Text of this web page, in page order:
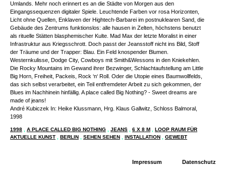
Umlands. Mehr noch erinnert es an die Städte von Morgen aus den
Eingangssequenzen digitaler Spiele. Leuchtende Farben vor rosa Horizonten,
Licht ohne Quellen, Enklaven der Hightech-Barbarei im postnuklearen Sand, die
Gebäude des Zentrums funktionslos: alle hausen in Zelten, höchstens benutzt
als rituelle Stätten blasphemischer Kulte. Mad Max der letzte Moralist in einer
Infrastruktur aus Kriegsschrott. Doch passt der Jeansstoff nicht ins Bild, Stoff
der Träume und der Trapper: Blau. Ein Feld knospender Blumen.
Westernkulisse, Dodge City, Cowboys mit Smith&Wessons in den Kniekehlen.
Die Rocky Mountains im Gewand ihrer Bezwinger, Schlachtaufstellung am Little
Big Horn, Freiheit, Packeis, Rock ‘n‘ Roll. Oder die Utopie eines Baumwollfelds,
das sich selbst verarbeitet, ein Teil entfremdeter Arbeit zu sich gekommen, der
Blues im Nachhinein hinfällig. A place called Big Nothing? - Sweet dreams are
made of jeans!
André Kubiczek In: Heike Klussmann, Hrg. Klaus Gallwitz, Schloss Balmoral,
1998
1998 A PLACE CALLED BIG NOTHING JEANS 6 X 8 M
LOOP RAUM FÜR
AKTUELLE KUNST
BERLIN SEHEN SEHEN INSTALLATION GEWEBT
Impressum Datenschutz